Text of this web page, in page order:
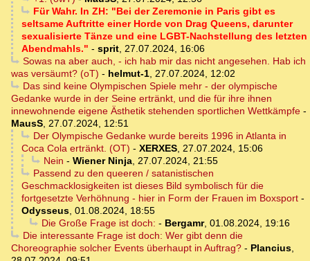
Für Wahr. In ZH: "Bei der Zeremonie in Paris gibt es
seltsame Auftritte einer Horde von Drag Queens, darunter
sexualisierte Tänze und eine LGBT-Nachstellung des letzten
Abendmahls." - sprit, 27.07.2024, 16:06
Sowas na aber auch, - ich hab mir das nicht angesehen. Hab ich
was versäumt? (oT) - helmut-1, 27.07.2024, 12:02
Das sind keine Olympischen Spiele mehr - der olympische
Gedanke wurde in der Seine ertränkt, und die für ihre ihnen
innewohnende eigene Ästhetik stehenden sportlichen Wettkämpfe -
MausS, 27.07.2024, 12:51
Der Olympische Gedanke wurde bereits 1996 in Atlanta in
Coca Cola ertränkt. (OT) - XERXES, 27.07.2024, 15:06
Nein - Wiener Ninja, 27.07.2024, 21:55
Passend zu den queeren / satanistischen
Geschmacklosigkeiten ist dieses Bild symbolisch für die
fortgesetzte Verhöhnung - hier in Form der Frauen im Boxsport -
Odysseus, 01.08.2024, 18:55
Die Große Frage ist doch: - Bergamr, 01.08.2024, 19:16
Die interessante Frage ist doch: Wer gibt denn die
Choreographie solcher Events überhaupt in Auftrag? - Plancius,